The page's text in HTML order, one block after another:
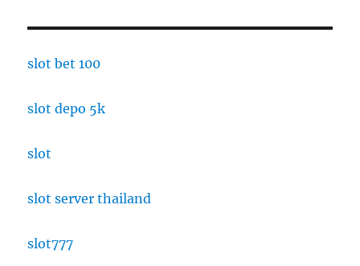
slot bet 100
slot depo 5k
slot
slot server thailand
slot777